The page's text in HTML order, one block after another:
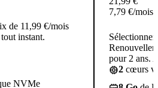
de 11,99 €/mois
instant.
NVMe
7,79 €/mois
Sélectionner
pour 2 ans.
2 cœurs